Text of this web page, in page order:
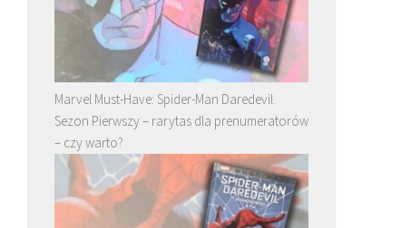
Marvel Must-Have: Spider-Man Daredevil.
Sezon Pierwszy – rarytas dla prenumeratorów
– czy warto?